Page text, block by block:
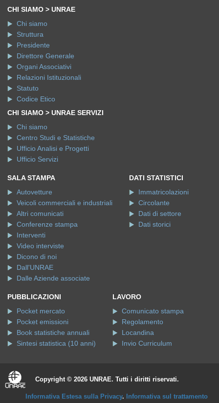
CHI SIAMO > UNRAE
Chi siamo
Struttura
Presidente
Direttore Generale
Organi Associativi
Relazioni Istituzionali
Statuto
Codice Etico
CHI SIAMO > UNRAE SERVIZI
Chi siamo
Centro Studi e Statistiche
Ufficio Analisi e Progetti
Ufficio Servizi
SALA STAMPA
Autovetture
Veicoli commerciali e industriali
Altri comunicati
Conferenze stampa
Interventi
Video interviste
Dicono di noi
Dall'UNRAE
Dalle Aziende associate
DATI STATISTICI
Immatricolazioni
Circolante
Dati di settore
Dati storici
PUBBLICAZIONI
Pocket mercato
Pocket emissioni
Book statistiche annuali
Sintesi statistica (10 anni)
LAVORO
Comunicato stampa
Regolamento
Locandina
Invio Curriculum
Copyright © 2026 UNRAE. Tutti i diritti riservati.
Informativa Estesa sulla Privacy. Informativa sul trattamento